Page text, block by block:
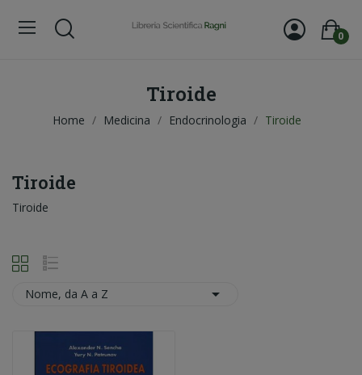
0
Tiroide
Home Medicina Endocrinologia Tiroide
Tiroide
Tiroide
Nome, da A a Z 